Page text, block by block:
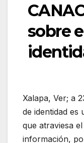
sobre
Xalapa, Ver; a
de identidad es
que atraviesa
información,